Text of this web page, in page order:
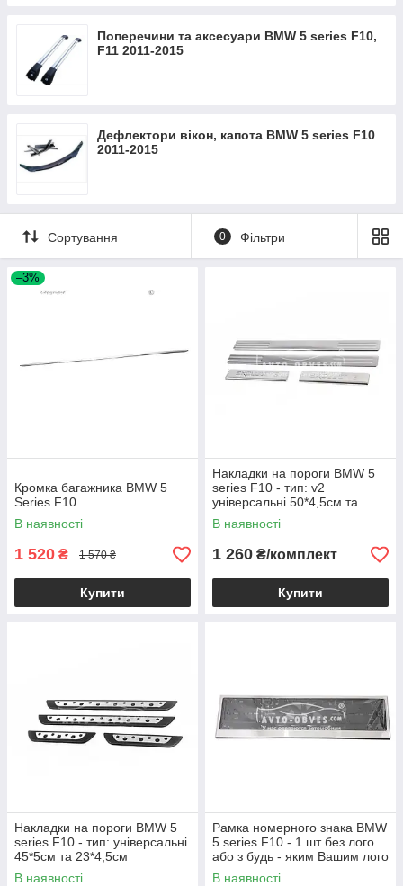
Поперечини та аксесуари BMW 5 series F10,
F11 2011-2015
Дефлектори вікон, капота BMW 5 series F10
2011-2015
Сортування 0 Фільтри
–3%
Кромка багажника BMW 5
Series F10
В наявності
1 520 ₴ 1 570 ₴
Купити
Накладки на пороги BMW 5
series F10 - тип: v2
універсальні 50*4,5см та
21*4,5см
В наявності
1 260 ₴/комплект
Купити
Накладки на пороги BMW 5
series F10 - тип: універсальні
45*5см та 23*4,5см
В наявності
Рамка номерного знака BMW
5 series F10 - 1 шт без лого
або з будь - яким Вашим лого
В наявності